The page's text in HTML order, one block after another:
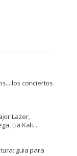
los conciertos
Lazer,
Lia Kali...
guía para